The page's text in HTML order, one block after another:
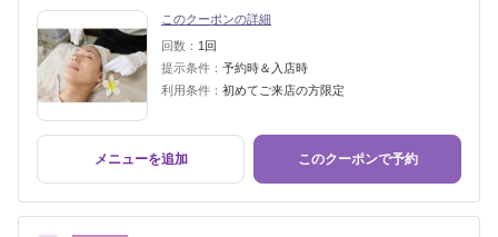
このクーポンの詳細
回数： 1回
提示条件： 予約時＆入店時
利用条件： 初めてご来店の方限定
メニューを追加 このクーポンで予約